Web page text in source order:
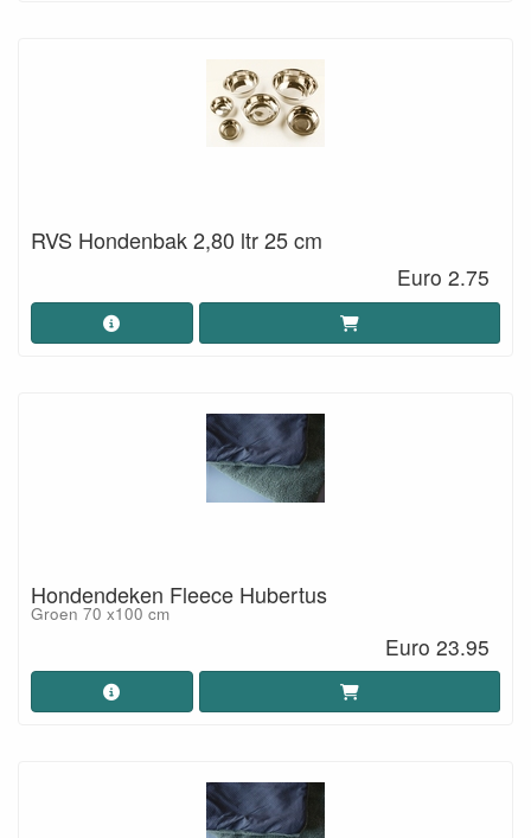
RVS Hondenbak 2,80 ltr 25 cm
Euro 2.75
Hondendeken Fleece Hubertus
Groen 70 x100 cm
Euro 23.95